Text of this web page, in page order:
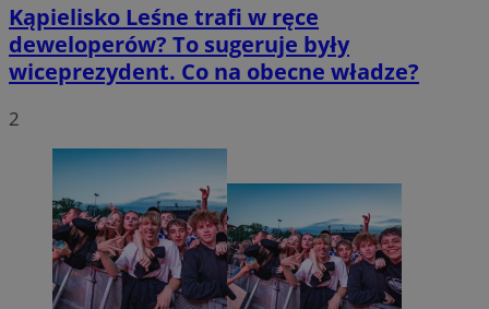
Kąpielisko Leśne trafi w ręce
deweloperów? To sugeruje były
wiceprezydent. Co na obecne władze?
2